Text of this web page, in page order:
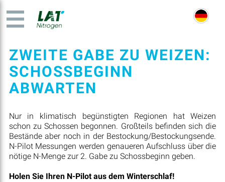
ZWEITE GABE ZU WEIZEN:
SCHOSSBEGINN
ABWARTEN
Nur in klimatisch begünstigten Regionen hat Weizen
schon zu Schossen begonnen. Großteils befinden sich die
Bestände aber noch in der Bestockung/Bestockungsende.
N-Pilot Messungen werden genaueren Aufschluss über die
nötige N-Menge zur 2. Gabe zu Schossbeginn geben.
Holen Sie Ihren N-Pilot aus dem Winterschlaf!